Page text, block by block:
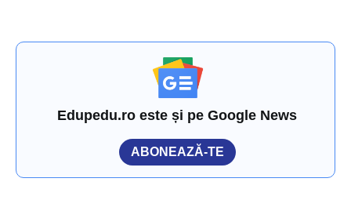
Edupedu.ro este și pe Google News
ABONEAZĂ-TE